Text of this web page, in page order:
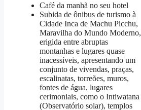
Café da manhã no seu hotel
Subida de ônibus de turismo à
Cidade Inca de Machu Picchu,
Maravilha do Mundo Moderno,
erigida entre abruptas
montanhas e lugares quase
inacessíveis, apresentando um
conjunto de vivendas, praças,
escalinatas, torreões, muros,
fontes de água, lugares
cerimoniais, como o Intiwatana
(Observatório solar), templos